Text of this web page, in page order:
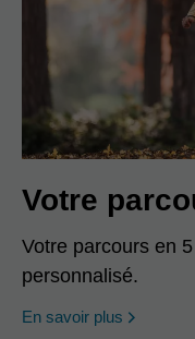
Votre
Votre parcours en
personnalisé.
En savoir plus